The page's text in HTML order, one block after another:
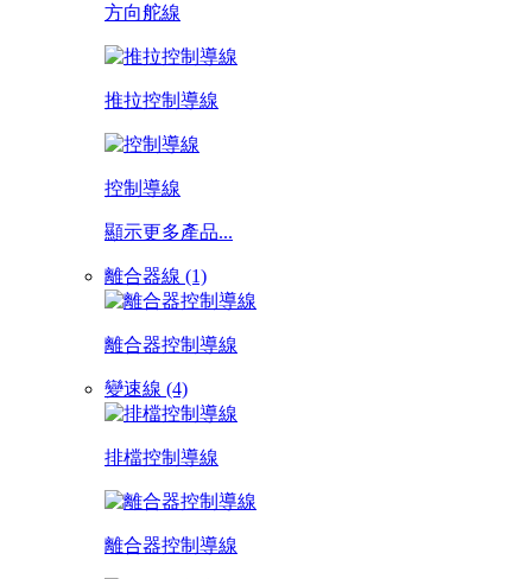
方向舵線
推拉控制導線
控制導線
顯示更多產品...
離合器線 (1)
離合器控制導線
變速線 (4)
排檔控制導線
離合器控制導線